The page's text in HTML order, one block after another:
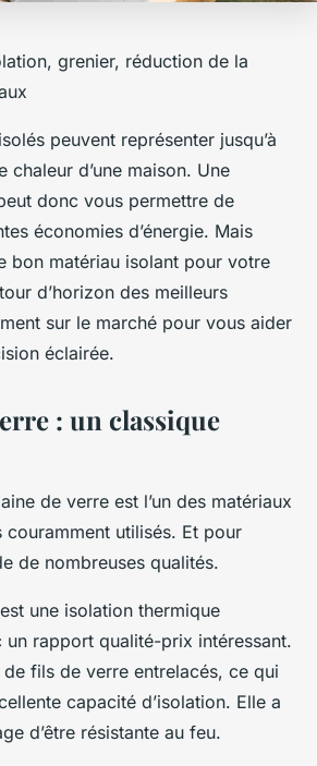
grenier, réduction de la
peuvent représenter jusqu’à
chaleur d’une maison. Une
donc vous permettre de
économies d’énergie. Mais
bon matériau isolant pour votre
d’horizon des meilleurs
sur le marché pour vous aider
éclairée.
: un classique
de verre est l’un des matériaux
couramment utilisés. Et pour
de nombreuses qualités.
est une isolation thermique
un rapport qualité-prix intéressant.
fils de verre entrelacés, ce qui
capacité d’isolation. Elle a
d’être résistante au feu.